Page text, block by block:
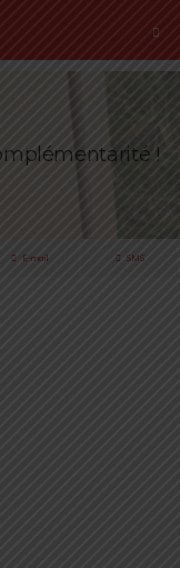
!
E-mail SMS